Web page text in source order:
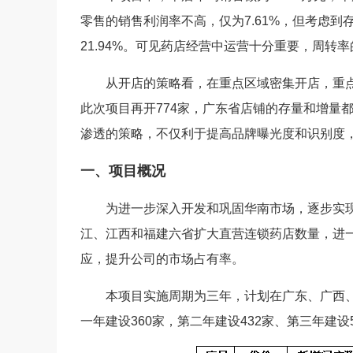
零售的销售利润率不高，仅为7.61%，但考虑到
21.94%。可见药店经营中运营十分重要，周转
从开店的策略看，在重点区域密集开店，重
此次项目再开774家，广东省店铺的存量和增量
渗透的策略，不仅利于提高品牌曝光度和识别度
一、项目概况
为进一步深入开发和巩固华南市场，逐步实
江、江西和福建六省扩大直营连锁药店数量，
应，提升公司的市场占有率。
本项目实施周期为三年，计划在广东、广西
一年建设360家，第二年建设432家、第三年建